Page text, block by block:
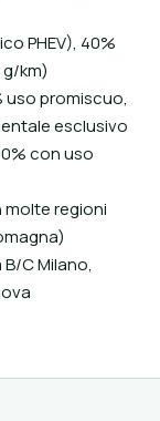
PHEV), 40%
g/km)
uso promiscuo,
esclusivo
con uso
molte regioni
C Milano,